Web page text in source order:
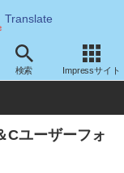
Translate
検索 Impressサイト
Cユーザーフォ